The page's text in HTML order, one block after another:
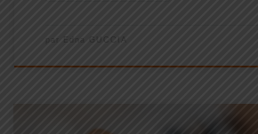
par Edna GUCCIA